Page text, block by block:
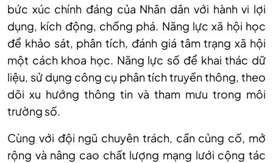
bức xúc chính đáng của Nhân dân với hành vi lợi
dụng, kích động, chống phá. Năng lực xã hội học
để khảo sát, phân tích, đánh giá tâm trạng xã hội
một cách khoa học. Năng lực số để khai thác dữ
liệu, sử dụng công cụ phân tích truyền thông, theo
dõi xu hướng thông tin và tham mưu trong môi
trường số.
Cùng với đội ngũ chuyên trách, cần củng cố, mở
rộng và nâng cao chất lượng mạng lưới cộng tác